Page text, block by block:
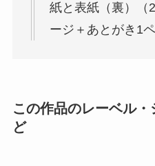
紙と表紙（裏）（
ージ＋あとがき1
この作品のレーベル
ど